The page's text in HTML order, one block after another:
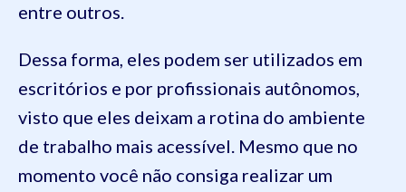
entre outros.
Dessa forma, eles podem ser utilizados em
escritórios e por profissionais autônomos,
visto que eles deixam a rotina do ambiente
de trabalho mais acessível. Mesmo que no
momento você não consiga realizar um